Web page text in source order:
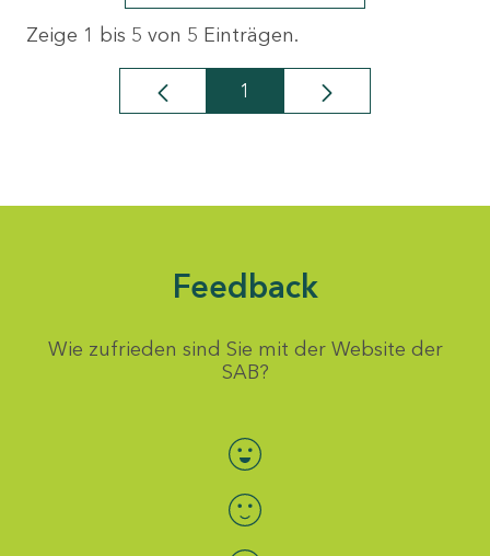
Zeige 1 bis 5 von 5 Einträgen.
Seite
1
Feedback
Wie zufrieden sind Sie mit der Website der
SAB?
Bewertung auswählen